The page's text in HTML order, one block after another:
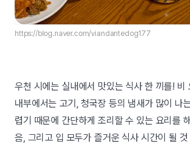
https://blog.naver.com/viandantedog177
우천 시에는 실내에서 맛있는 식사 한 끼를! 비
내부에서는 고기, 청국장 등의 냄새가 많이 나
렵기 때문에 간단하게 조리할 수 있는 요리를
음, 그리고 입 모두가 즐거운 식사 시간이 될